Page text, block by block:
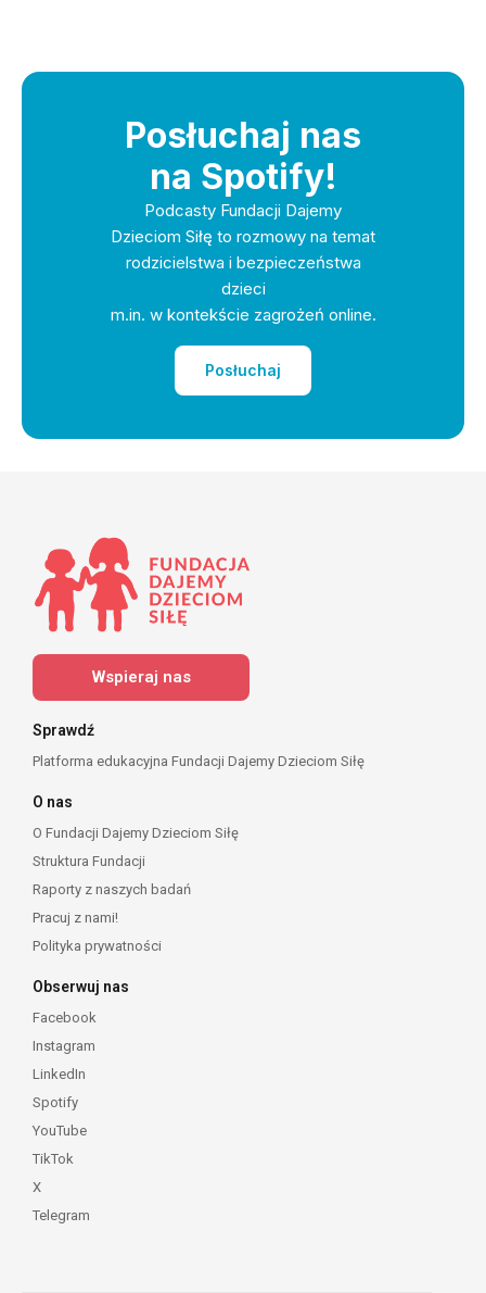
Posłuchaj nas
na Spotify!
Podcasty Fundacji Dajemy
Dzieciom Siłę to rozmowy na temat
rodzicielstwa i bezpieczeństwa
dzieci
m.in. w kontekście zagrożeń online.
Posłuchaj
Wspieraj nas
Sprawdź
Platforma edukacyjna Fundacji Dajemy Dzieciom Siłę
O nas
O Fundacji Dajemy Dzieciom Siłę
Struktura Fundacji
Raporty z naszych badań
Pracuj z nami!
Polityka prywatności
Obserwuj nas
Facebook
Instagram
LinkedIn
Spotify
YouTube
TikTok
X
Telegram